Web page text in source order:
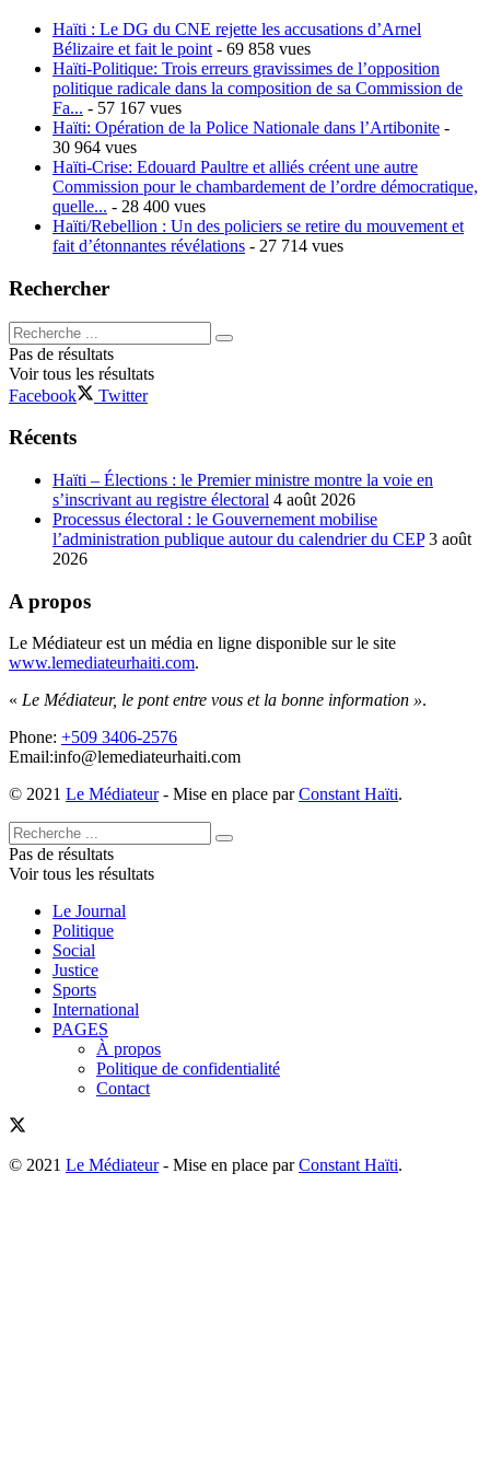
Haïti : Le DG du CNE rejette les accusations d’Arnel
Bélizaire et fait le point - 69 858 vues
Haïti-Politique: Trois erreurs gravissimes de l’opposition
politique radicale dans la composition de sa Commission de
Fa... - 57 167 vues
Haïti: Opération de la Police Nationale dans l’Artibonite -
30 964 vues
Haïti-Crise: Edouard Paultre et alliés créent une autre
Commission pour le chambardement de l’ordre démocratique,
quelle... - 28 400 vues
Haïti/Rebellion : Un des policiers se retire du mouvement et
fait d’étonnantes révélations - 27 714 vues
Rechercher
Pas de résultats
Voir tous les résultats
Facebook
Twitter
Récents
Haïti – Élections : le Premier ministre montre la voie en
s’inscrivant au registre électoral 4 août 2026
Processus électoral : le Gouvernement mobilise
l’administration publique autour du calendrier du CEP 3 août
2026
A propos
Le Médiateur est un média en ligne disponible sur le site
www.lemediateurhaiti.com.
« Le Médiateur, le pont entre vous et la bonne information ».
Phone: +509 3406-2576
Email:info@lemediateurhaiti.com
© 2021 Le Médiateur- Mise en place parConstant Haïti.
Pas de résultats
Voir tous les résultats
Le Journal
Politique
Social
Justice
Sports
International
PAGES
À propos
Politique de confidentialité
Contact
© 2021 Le Médiateur- Mise en place parConstant Haïti.